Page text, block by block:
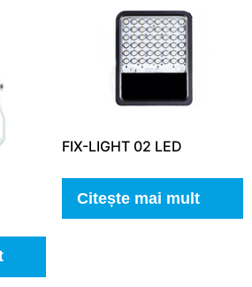
FIX-LIGHT 02 LED
Citește mai mult